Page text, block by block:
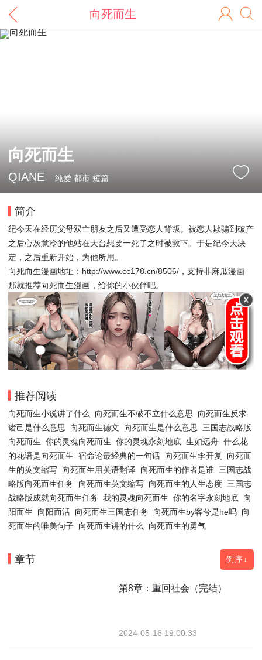
向死而生
向死而生
QIANE 纯爱 都市 短篇
简介
纪今天在经历父母双亡朋友之后又遭受恋人背叛。被恋人欺骗到破产
之后心灰意冷的他站在天台想要一死了之时被救下。于是纪今天决
定，之后重新开始，为他所用。
向死而生漫画地址：http://www.cc178.cn/8506/，支持非麻瓜漫画
那就推荐向死而生漫画，给你的小伙伴吧。
推荐阅读
向死而生小说讲了什么 向死而生不破不立什么意思
向死而生反求
诸己是什么意思
向死而生德文 向死而生是什么意思
三国志战略版
向死而生 你的灵魂向死而生 你的灵魂永刻地底 生如远舟 什么花
的花语是向死而生 宿命论最经典的一句话 向死而生李开复
向死而
生的英文缩写
向死而生用英语翻译 向死而生的作者是谁 三国志战
略版向死而生任务
向死而生英文缩写 向死而生的人生态度 三国志
战略版成就向死而生任务 我的灵魂向死而生 你的名字永刻地底 向
阳而生
向阳而活 向死而生三国志任务 向死而生by客兮是he吗 向
死而生的唯美句子 向死而生讲的什么 向死而生的勇气
章节 倒序↓
第8章：重回社会（完结）
2024-05-16 19:00:33